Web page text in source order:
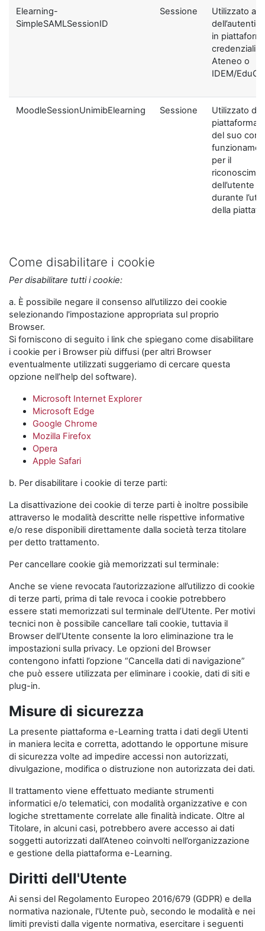
Elearning-
SimpleSAMLSessionID
Sessione
Utilizzato ai
in
credenziali di
Ateneo o
IDEM/
MoodleSessionUnimibElearning Sessione
Utilizzato
piattaforma
del suo
per il
dell’utente
durante
della
Come disabilitare i cookie
Per disabilitare tutti i cookie:
a. È possibile negare il consenso all’utilizzo dei cookie
selezionando l'impostazione appropriata sul proprio
Browser.
Si forniscono di seguito i link che spiegano come disabilitare
i cookie per i Browser più diffusi (per altri Browser
eventualmente utilizzati suggeriamo di cercare questa
opzione nell’help del software).
Microsoft Internet Explorer
Microsoft Edge
Google Chrome
Mozilla Firefox
Opera
Apple Safari
b. Per disabilitare i cookie di terze parti:
La disattivazione dei cookie di terze parti è inoltre possibile
attraverso le modalità descritte nelle rispettive informative
e/o rese disponibili direttamente dalla società terza titolare
per detto trattamento.
Per cancellare cookie già memorizzati sul terminale:
Anche se viene revocata l’autorizzazione all’utilizzo di cookie
di terze parti, prima di tale revoca i cookie potrebbero
essere stati memorizzati sul terminale dell’Utente. Per motivi
tecnici non è possibile cancellare tali cookie, tuttavia il
Browser dell’Utente consente la loro eliminazione tra le
impostazioni sulla privacy. Le opzioni del Browser
contengono infatti l’opzione “Cancella dati di navigazione”
che può essere utilizzata per eliminare i cookie, dati di siti e
plug-in.
Misure di sicurezza
La presente piattaforma e-Learning tratta i dati degli Utenti
in maniera lecita e corretta, adottando le opportune misure
di sicurezza volte ad impedire accessi non autorizzati,
divulgazione, modifica o distruzione non autorizzata dei dati.
Il trattamento viene effettuato mediante strumenti
informatici e/o telematici, con modalità organizzative e con
logiche strettamente correlate alle finalità indicate. Oltre al
Titolare, in alcuni casi, potrebbero avere accesso ai dati
soggetti autorizzati dall’Ateneo coinvolti nell’organizzazione
e gestione della piattaforma e-Learning.
Diritti dell'Utente
Ai sensi del Regolamento Europeo 2016/679 (GDPR) e della
normativa nazionale, l'Utente può, secondo le modalità e nei
limiti previsti dalla vigente normativa, esercitare i seguenti